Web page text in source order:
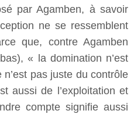
par Agamben, à savoir
ne se ressemblent
que, contre Agamben
« la domination n’est
pas juste du contrôle
aussi de l’exploitation et
compte signifie aussi